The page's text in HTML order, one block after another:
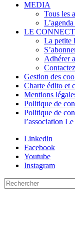
MEDIA
Tous les
LE
La petite
Adhérer
Gestion des
Charte édito et
Mentions
Politique de
Politique de
l’association
Linkedin
Facebook
Youtube
Instagram